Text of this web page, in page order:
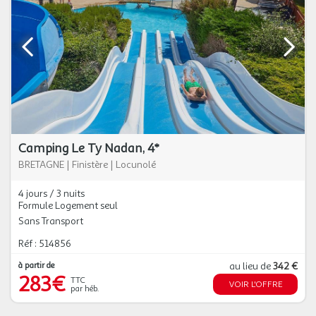
Camping Le Ty Nadan, 4*
BRETAGNE | Finistère | Locunolé
4 jours / 3 nuits
Formule Logement seul
Sans Transport
Réf : 514856
à partir de
283€ TTC
par héb.
au lieu de342 €
VOIR L'OFFRE